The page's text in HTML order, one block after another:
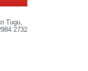
Tugu,
2732